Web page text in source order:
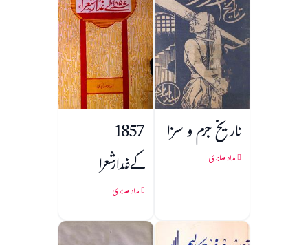
تاریخ جرم و سزا
امداد صابری
1857
کےغدارشعرا
امداد صابری